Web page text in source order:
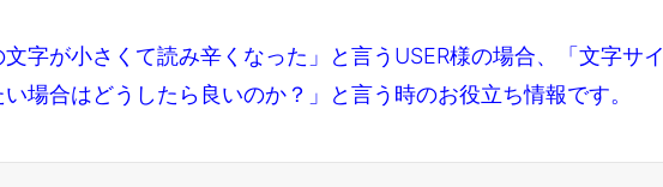
文字が小さくて読み辛くなった」と言うUSER様の場合、「文字サイ
場合はどうしたら良いのか？」と言う時のお役立ち情報です。